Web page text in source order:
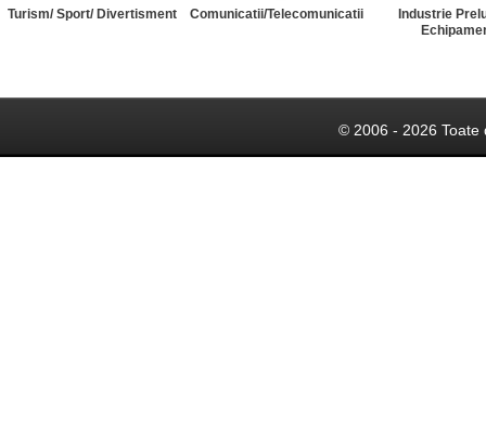
Turism/ Sport/ Divertisment Comunicatii/Telecomunicatii
Industrie
© 2006 - 2026